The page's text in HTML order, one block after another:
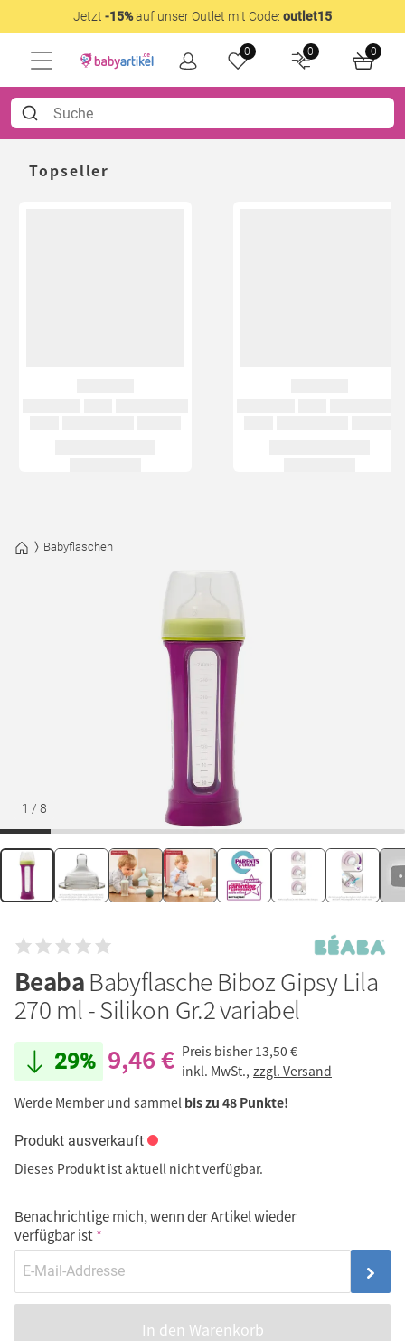
Jetzt -15%auf unser Outlet mit Code: outlet15
0 0 0
Topseller
Babyflaschen
1 / 8
BeabaBabyflasche Biboz Gipsy Lila
270 ml - Silikon Gr.2 variabel
29% 9,46 € Preis bisher 13,50 €
inkl. MwSt., zzgl. Versand
Werde Member und sammel bis zu 48 Punkte!
Produkt ausverkauft
Dieses Produkt ist aktuell nicht verfügbar.
Benachrichtige mich, wenn der Artikel wieder
verfügbar ist
In den Warenkorb